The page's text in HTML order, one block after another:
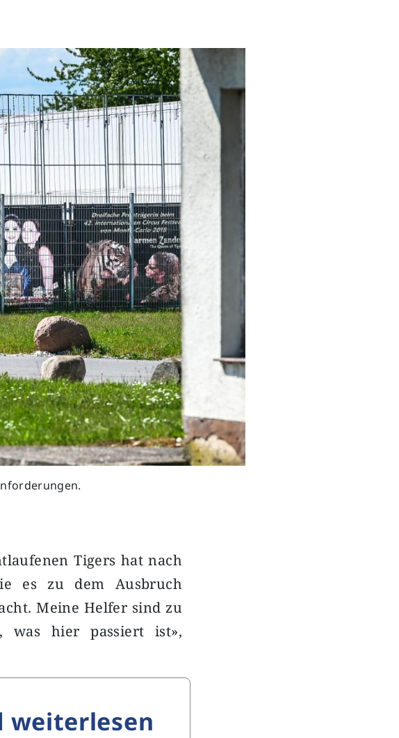
Tigers hat nach
es zu dem Ausbruch
Meine Helfer sind zu
was hier passiert ist»,
weiterlesen